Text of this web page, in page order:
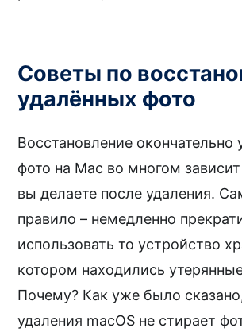
Советы по
удалённых фото
Восстановление окончательно
фото на Mac во многом зависит
вы делаете после удаления.
правило – немедленно
использовать то устройство
котором находились
Почему? Как уже было
удаления macOS не стирает